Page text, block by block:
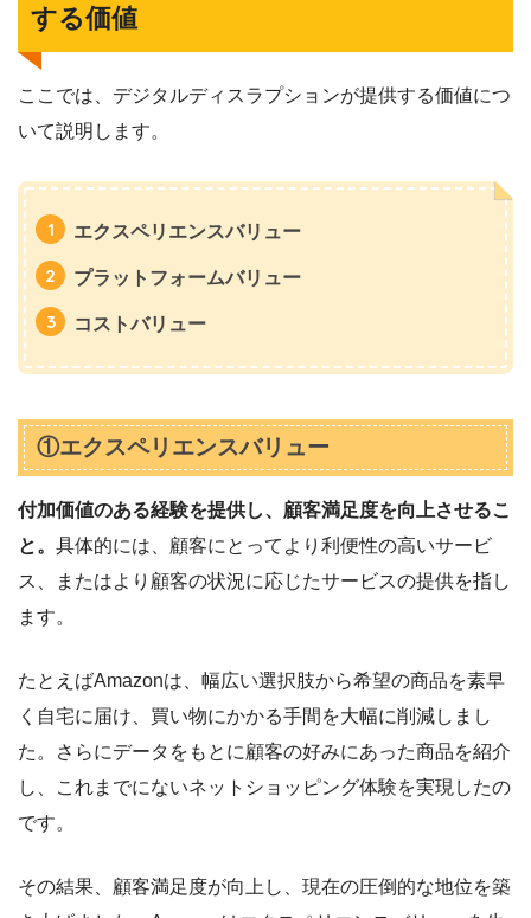
する価値
ここでは、デジタルディスラプションが提供する価値につ
いて説明します。
エクスペリエンスバリュー
プラットフォームバリュー
コストバリュー
①エクスペリエンスバリュー
付加価値のある経験を提供し、顧客満足度を向上させるこ
と。 具体的には、顧客にとってより利便性の高いサービ
ス、またはより顧客の状況に応じたサービスの提供を指し
ます。
たとえばAmazonは、幅広い選択肢から希望の商品を素早
く自宅に届け、買い物にかかる手間を大幅に削減しまし
た。さらにデータをもとに顧客の好みにあった商品を紹介
し、これまでにないネットショッピング体験を実現したの
です。
その結果、顧客満足度が向上し、現在の圧倒的な地位を築